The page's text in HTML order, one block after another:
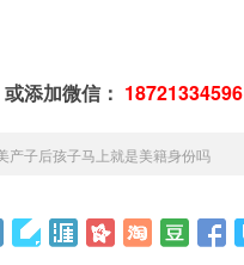
或添加微信： 18721334596
产子后孩子马上就是美籍身份吗